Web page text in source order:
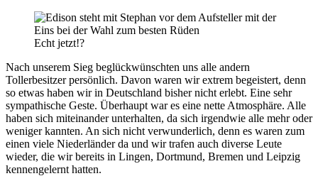
Echt jetzt!?
Nach unserem Sieg beglückwünschten uns alle andern
Tollerbesitzer persönlich. Davon waren wir extrem begeistert, denn
so etwas haben wir in Deutschland bisher nicht erlebt. Eine sehr
sympathische Geste. Überhaupt war es eine nette Atmosphäre. Alle
haben sich miteinander unterhalten, da sich irgendwie alle mehr oder
weniger kannten. An sich nicht verwunderlich, denn es waren zum
einen viele Niederländer da und wir trafen auch diverse Leute
wieder, die wir bereits in Lingen, Dortmund, Bremen und Leipzig
kennengelernt hatten.